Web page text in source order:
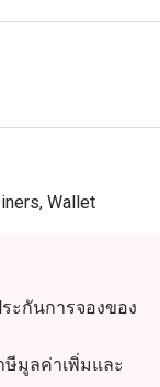
Wallet
ระกันการจองของ
มูลค่าเพิ่มและ